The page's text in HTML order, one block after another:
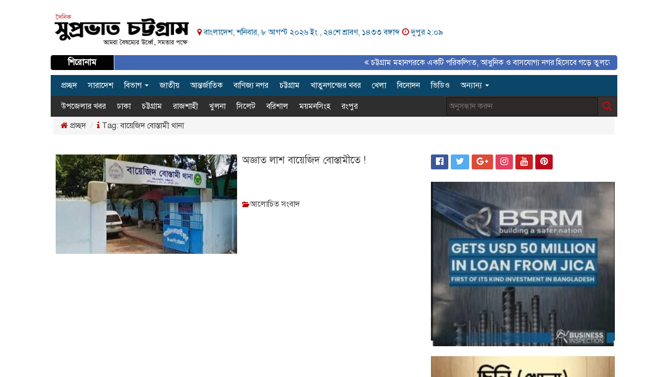
বাংলাদেশ, শনিবার, ৮ আগস্ট ২০২৬ ইং , ২৪শে শ্রাবণ, ১৪৩৩ বঙ্গাব্দ দুপুর ২:০৯
শিরোনাম চট্টগ্রাম মহানগরকে একটি পরিকল্পিত, আধুনিক ও বাসযোগ্য নগর হিসেবে গড়ে তুলতে সাংবাদিকদের ইতিবাচক
প্রচ্ছদ সারাদেশ বিভাগ জাতীয় আন্তর্জাতিক বাণিজ্য নগর চট্টগ্রাম খাতুনগন্জের খবর খেলা বিনোদন ভিডিও অন্যান্য
উপজেলার খবর ঢাকা চট্টগ্রাম রাজশাহী খুলনা সিলেট বরিশাল ময়মনসিংহ
রংপুর
প্রচ্ছদ
Tag:বায়েজিদ বোস্তামী থানা
অজ্ঞাত লাশ বায়েজিদ বোস্তামীতে !
আলোচিত সংবাদ